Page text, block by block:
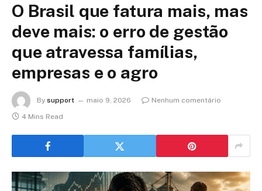
O Brasil que fatura mais, mas
deve mais: o erro de gestão
que atravessa famílias,
empresas e o agro
By support maio 9, 2026
Nenhum comentário
4 Mins Read